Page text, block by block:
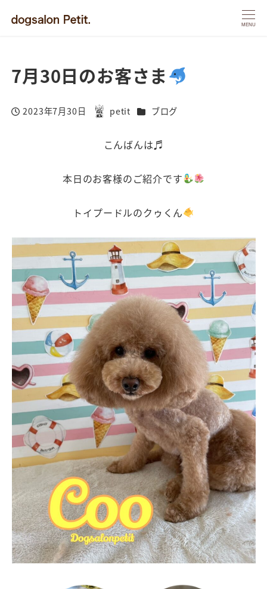
MENU
7月30日のお客さま
投稿日
2023年7月30日
著
petit カテゴリー
ブログ
こんばんは♬
本日のお客様のご紹介です
トイプードルのクゥくん